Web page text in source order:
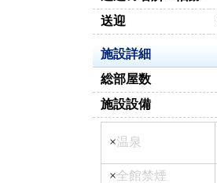
送迎
施設詳細
総部屋数
施設設備
×温泉
×全館禁煙